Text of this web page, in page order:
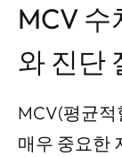
MCV 수
와 진단
MCV(평균적
매우 중요한